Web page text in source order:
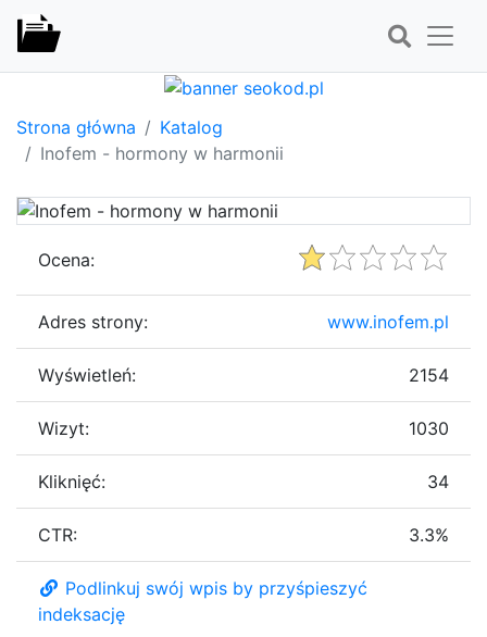
Strona główna
Katalog
Inofem - hormony w harmonii
Ocena:
Adres strony: www.inofem.pl
Wyświetleń: 2154
Wizyt: 1030
Kliknięć: 34
CTR: 3.3%
Podlinkuj swój wpis by przyśpieszyć
indeksację